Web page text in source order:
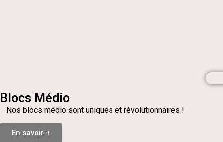
Blocs Médio
Nos blocs médio sont uniques et révolutionnaires !
En savoir +